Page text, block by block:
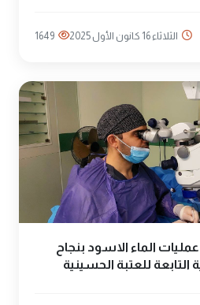
الثلاثاء 16 كانون الأول 2025 1649
الماء الاسود بنجاح
التابعة للعتبة الحسينية